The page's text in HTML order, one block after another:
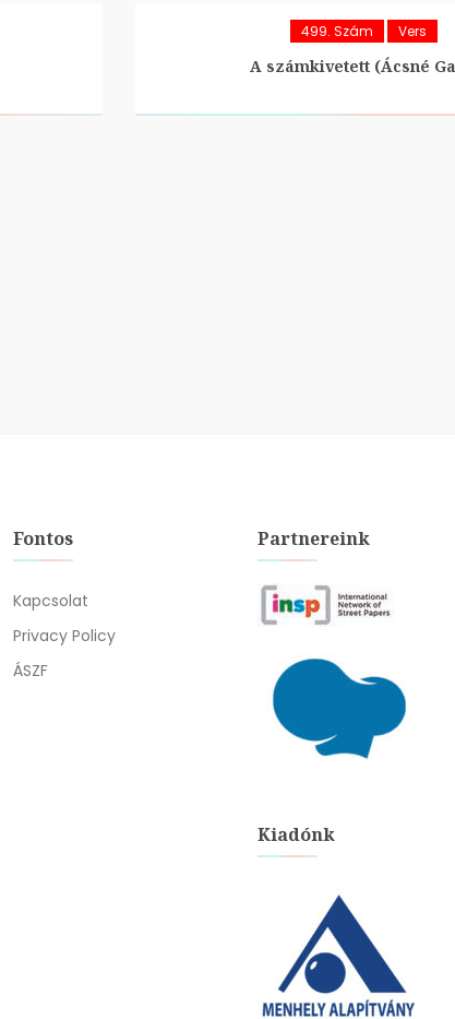
499. Szám Vers
A számkivetett (Ácsné
Fontos
Kapcsolat
Privacy Policy
ÁSZF
Partnereink
Kiadónk